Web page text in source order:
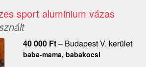
sport aluminium vázas
40 000 Ft– Budapest V. kerület
baba-mama, babakocsi